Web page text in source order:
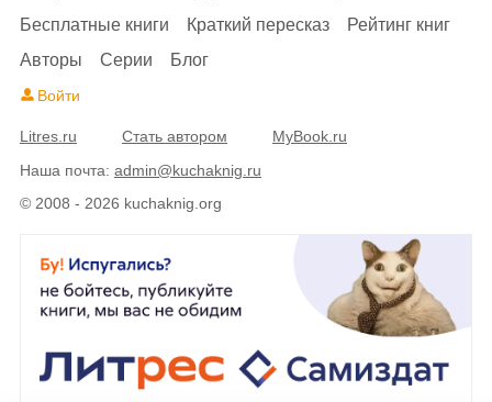
© 2008 - 2026 kuchaknig.org
Бесплатные книги
Краткий пересказ
Рейтинг книг
Авторы
Серии Блог
Войти
Litres.ru Стать автором
MyBook.ru
Наша почта: admin@kuchaknig.ru